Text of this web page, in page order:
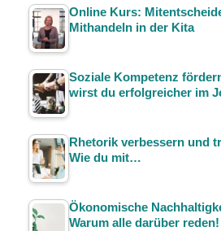
Online Kurs:
Mithandeln in der Kita
Soziale Kompetenz
wirst du erfolgreicher im
Rhetorik verbessern und
Wie du mit…
Ökonomische
Warum alle darüber reden!